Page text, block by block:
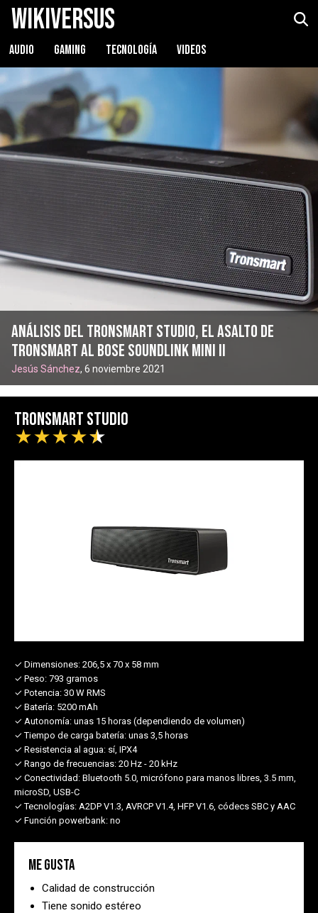
WikiVersus
AUDIO GAMING TECNOLOGÍA VIDEOS
Análisis del Tronsmart Studio, el asalto de
Tronsmart al Bose Soundlink Mini II
Jesús Sánchez, 6 noviembre 2021
Tronsmart Studio
★★★★★
✓ Dimensiones: 206,5 x 70 x 58 mm
✓ Peso: 793 gramos
✓ Potencia: 30 W RMS
✓ Batería: 5200 mAh
✓ Autonomía: unas 15 horas (dependiendo de volumen)
✓ Tiempo de carga batería: unas 3,5 horas
✓ Resistencia al agua: sí, IPX4
✓ Rango de frecuencias: 20 Hz - 20 kHz
✓ Conectividad: Bluetooth 5.0, micrófono para manos libres, 3.5 mm,
microSD, USB-C
✓ Tecnologías: A2DP V1.3, AVRCP V1.4, HFP V1.6, códecs SBC y AAC
✓ Función powerbank: no
Me gusta
Calidad de construcción
Tiene sonido estéreo
Tronsmart Studio Ver precio